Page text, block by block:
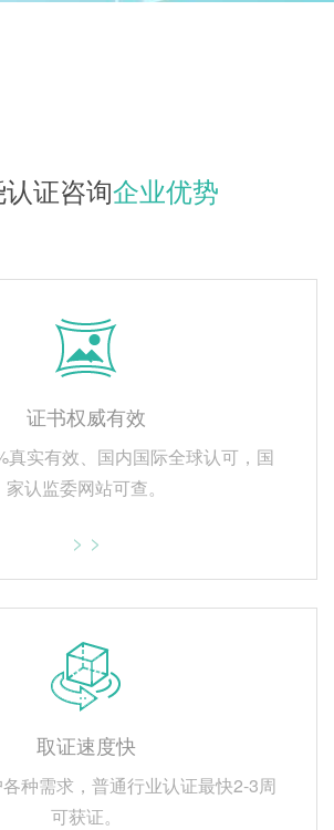
证咨询企业优势
证书权威有效
真实有效、国内国际全球认可，国
家认监委网站可查。
> >
取证速度快
种需求，普通行业认证最快2-3周
可获证。